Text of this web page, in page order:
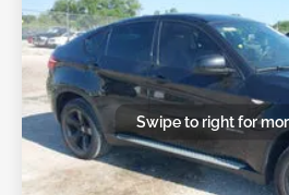
Swipe to right for